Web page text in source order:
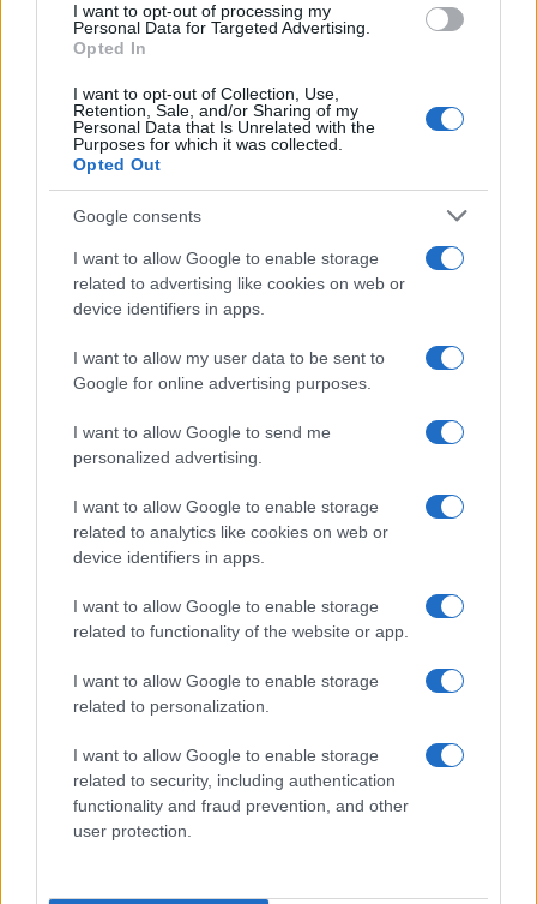
I want to opt-out of processing my
Personal Data for Targeted Advertising.
Opted In
I want to opt-out of Collection, Use,
Retention, Sale, and/or Sharing of my
Personal Data that Is Unrelated with the
Purposes for which it was collected.
Opted Out
Google consents
I want to allow Google to enable storage
related to advertising like cookies on web or
device identifiers in apps.
I want to allow my user data to be sent to
Google for online advertising purposes.
I want to allow Google to send me
personalized advertising.
I want to allow Google to enable storage
related to analytics like cookies on web or
device identifiers in apps.
I want to allow Google to enable storage
related to functionality of the website or app.
I want to allow Google to enable storage
related to personalization.
I want to allow Google to enable storage
related to security, including authentication
functionality and fraud prevention, and other
user protection.
Eventi floreali agosto 2026: Taviano, Bosco Marengo
e Verbania
Andrea Innocenti · 4 Ago 2026
FIERE E EVENTI
OpenAI, Anthropic e DeepSeek: la guerra dei prezzi
nell’IA nel 2026
Edoardo Marchesi · 3 Ago 2026
FIERE E EVENTI